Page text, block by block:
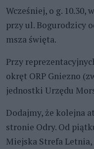
Wcześniej, o g. 10.30,
przy ul. Bogurodzicy
msza święta.
Przy
okręt ORP Gniezno
jednostki Urzędu
Dodajmy, że kolejna
stronie Odry. Od
Miejska Strefa